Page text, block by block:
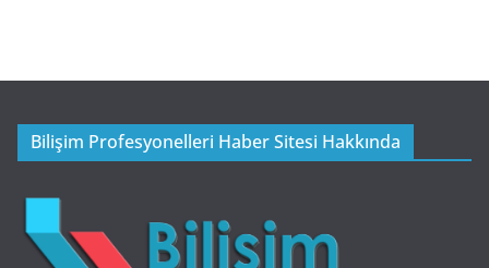
Bilişim Profesyonelleri Haber Sitesi Hakkında